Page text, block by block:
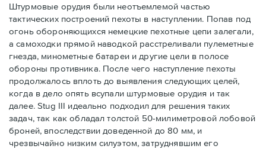
Штурмовые орудия были неотъемлемой частью
тактических построений пехоты в наступлении. Попав под
огонь обороняющихся немецкие пехотные цепи залегали,
а самоходки прямой наводкой расстреливали пулеметные
гнезда, минометные батареи и другие цели в полосе
обороны противника. После чего наступление пехоты
продолжалось вплоть до выявления следующих целей,
когда в дело опять всупали штурмовые орудия и так
далее. Stug III идеально подходил для решения таких
задач, так как обладал толстой 50-милиметровой лобовой
броней, впоследствии доведенной до 80 мм, и
чрезвычайно низким силуэтом, затруднявшим его